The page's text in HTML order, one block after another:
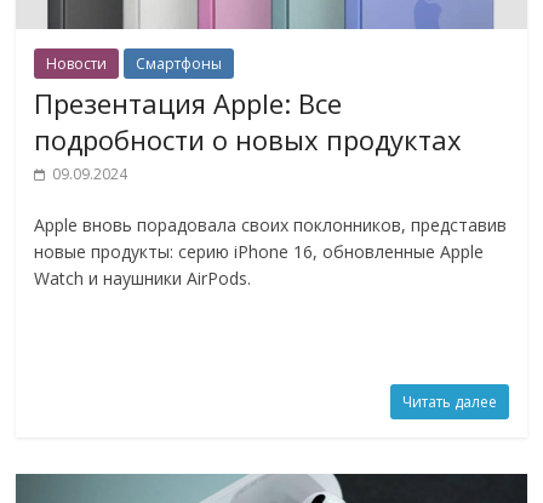
Новости Смартфоны
Презентация Apple: Все
подробности о новых продуктах
09.09.2024
Apple вновь порадовала своих поклонников, представив
новые продукты: серию iPhone 16, обновленные Apple
Watch и наушники AirPods.
Читать далее